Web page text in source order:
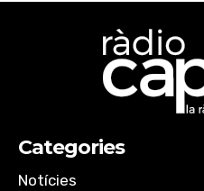
Categories
Notícies